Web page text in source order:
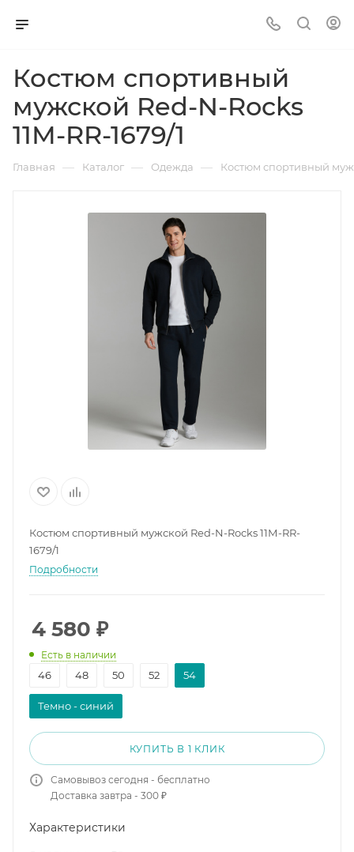
Костюм спортивный
мужской Red-N-Rocks
11М-RR-1679/1
Главная — Каталог — Одежда — Костюм спортивный
Костюм спортивный мужской Red-N-Rocks 11М-RR-
1679/1
Подробности
4 580 ₽
Есть в наличии
46 48 50 52 54
Темно - синий
КУПИТЬ В 1 КЛИК
Самовывоз сегодня - бесплатно
Доставка завтра - 300 ₽
Характеристики